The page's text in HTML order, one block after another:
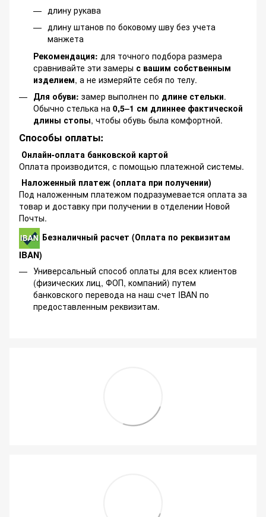
длину рукава
длину штанов по боковому шву без учета
манжета
Рекомендация: для точного подбора размера
сравнивайте эти замеры с вашим собственным
изделием, а не измеряйте себя по телу.
Для обуви: замер выполнен по длине стельки.
Обычно стелька на 0,5–1 см длиннее фактической
длины стопы, чтобы обувь была комфортной.
Способы оплаты:
Онлайн-оплата банковской картой
Оплата производится, с помощью платежной системы.
Наложенный платеж (оплата при получении)
Под наложенным платежом подразумевается оплата за
товар и доставку при получении в отделении Новой
Почты.
Безналичный расчет (Оплата по реквизитам
IBAN)
Универсальный способ оплаты для всех клиентов
(физических лиц, ФОП, компаний) путем
банковского перевода на наш счет IBAN по
предоставленным реквизитам.